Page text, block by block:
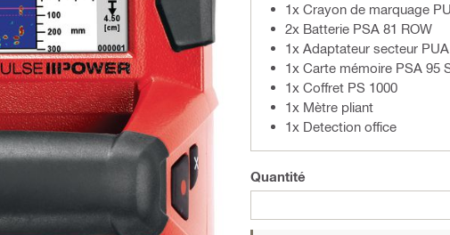
1x Crayon de marquage
2x Batterie PSA 81 ROW
1x Adaptateur secteur PUA
1x Carte mémoire PSA 95
1x Coffret PS 1000
1x Mètre pliant
1x Detection office
Quantité